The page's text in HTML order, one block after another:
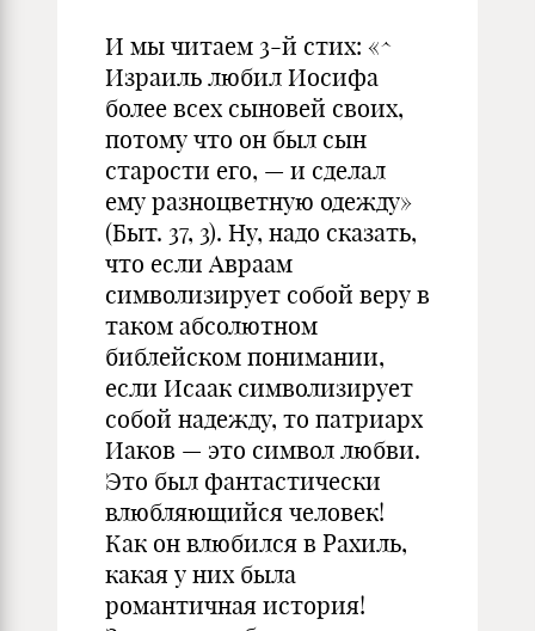
И мы читаем 3-й стих: «^
Израиль любил Иосифа
более всех сыновей своих,
потому что он был сын
старости его, — и сделал
ему разноцветную одежду»
(Быт. 37, 3). Ну, надо сказать,
что если Авраам
символизирует собой веру в
таком абсолютном
библейском понимании,
если Исаак символизирует
собой надежду, то патриарх
Иаков — это символ любви.
Это был фантастически
влюбляющийся человек!
Как он влюбился в Рахиль,
какая у них была
романтичная история!